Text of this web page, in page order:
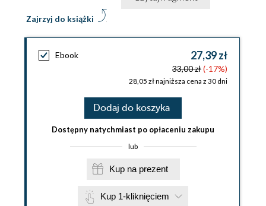
Zajrzyj do książki
Ebook 27,39 zł
33,00 zł(-17%)
28,05 zł najniższa cena z 30 dni
Dodaj do koszyka
Dostępny natychmiast po opłaceniu zakupu
lub
Kup na prezent
Kup 1-kliknięciem